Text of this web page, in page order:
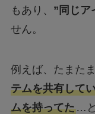
もあり、 ”同じア
せん。
例えば、たまたま
テムを共有して
ムを持ってた…